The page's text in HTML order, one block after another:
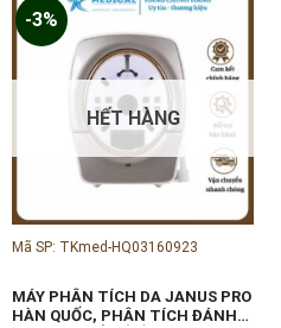
-3%
HẾT HÀNG
Mã SP: TKmed-HQ03160923
MÁY PHÂN TÍCH DA JANUS PRO
HÀN QUỐC, PHÂN TÍCH ĐÁNH